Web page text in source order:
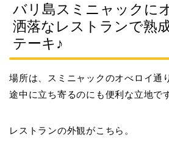
バリ島スミニャックに
洒落なレストランで熟
テーキ♪
場所は、スミニャックのオべロイ通
途中に立ち寄るのにも便利な立地で
レストランの外観がこちら。